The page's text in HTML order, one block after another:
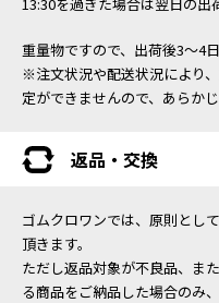
重量物ですので、出荷後3～4
※注文状況や配送状況により
定ができませんので、あらか
返品・交換
ゴムクロワンでは、原則とし
頂きます。
ただし返品対象が不良品、ま
る商品をご納品した場合のみ